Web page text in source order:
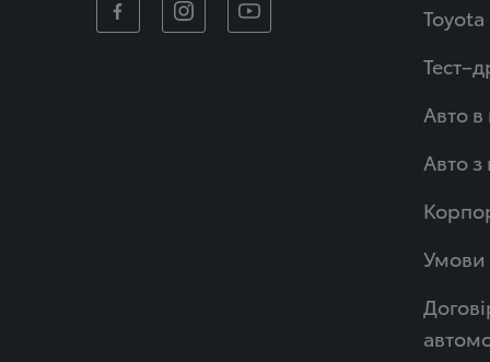
Toyota
Авто в
Авто з
Умови